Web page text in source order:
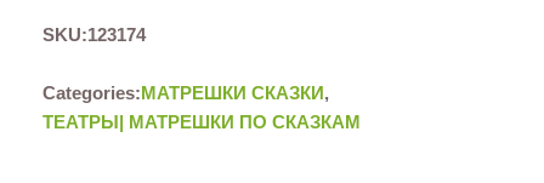
SKU:123174
Categories:МАТРЕШКИ СКАЗКИ,
ТЕАТРЫ| МАТРЕШКИ ПО СКАЗКАМ